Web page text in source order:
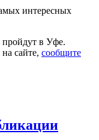
интересных
пройдут в Уфе.
сайте, сообщите